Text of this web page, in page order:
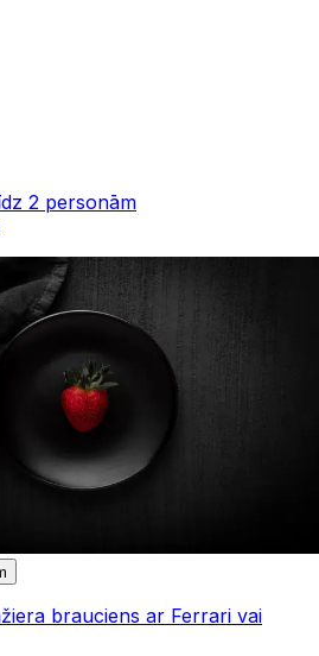
2 personām
brauciens ar Ferrari vai